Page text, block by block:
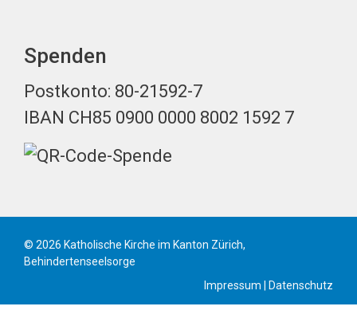
Spenden
Postkonto: 80-21592-7
IBAN CH85 0900 0000 8002 1592 7
© 2026 Katholische Kirche im Kanton Zürich,
Behindertenseelsorge
Impressum
Datenschutz